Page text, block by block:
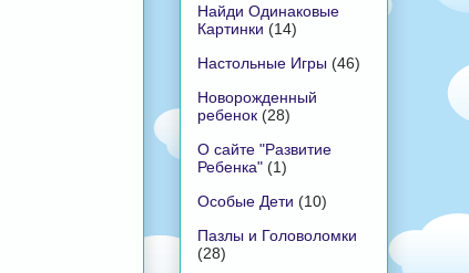
Найди Одинаковые
Картинки (14)
Настольные Игры (46)
Новорожденный
ребенок (28)
О сайте "Развитие
Ребенка" (1)
Особые Дети (10)
Пазлы и Головоломки
(28)